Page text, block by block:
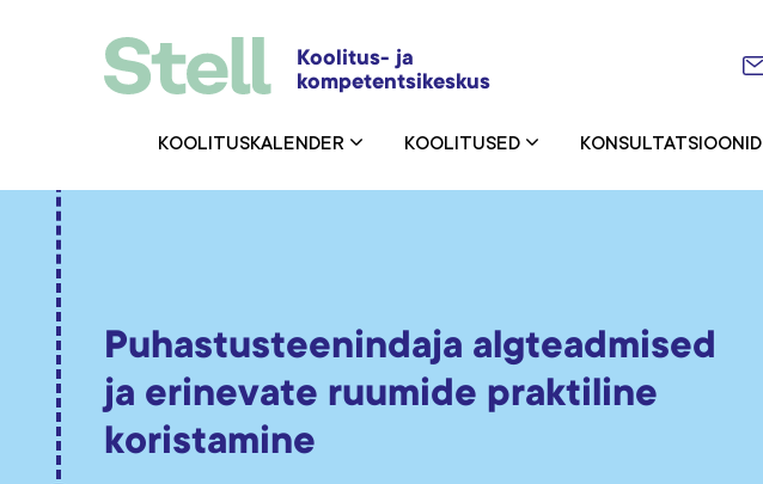
Koolitus- ja
kompetentsikeskus
KOOLITUSKALENDER KOOLITUSED KONSULTATSIOONID
Puhastusteenindaja algteadmised
ja erinevate ruumide praktiline
koristamine